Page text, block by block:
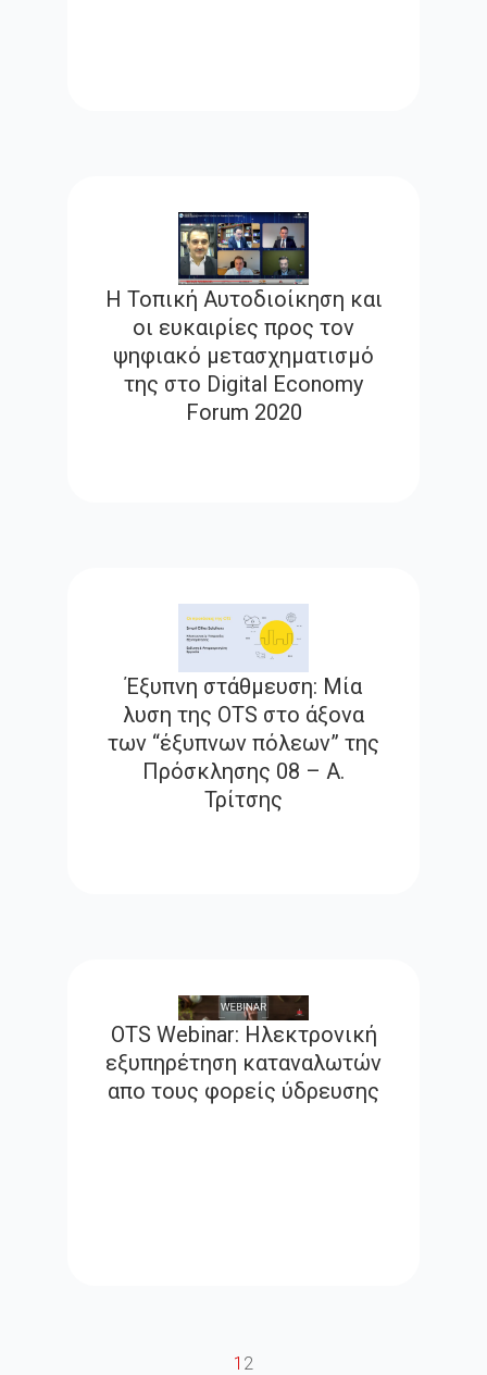
Η Τοπική Αυτοδιοίκηση και
οι ευκαιρίες προς τον
ψηφιακό μετασχηματισμό
της στο Digital Economy
Forum 2020
Έξυπνη στάθμευση: Μία
λυση της OTS στο άξονα
των “έξυπνων πόλεων” της
Πρόσκλησης 08 – Α.
Τρίτσης
OTS Webinar: Ηλεκτρονική
εξυπηρέτηση καταναλωτών
απο τους φορείς ύδρευσης
1 2